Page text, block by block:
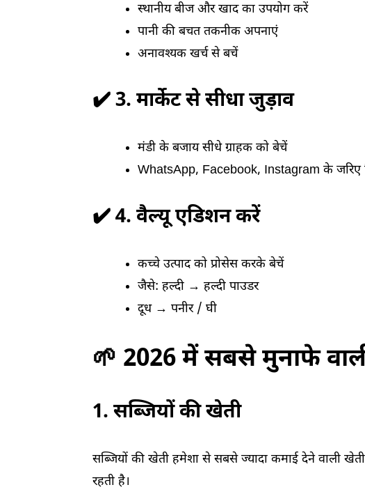
स्थानीय बीज और खाद का उपयोग करें
पानी की बचत तकनीक अपनाएं
अनावश्यक खर्च से बचें
✔️ 3. मार्केट से सीधा जुड़ाव
मंडी के बजाय सीधे ग्राहक को बेचें
WhatsApp, Facebook, Instagram के जरिए
✔️ 4. वैल्यू एडिशन करें
कच्चे उत्पाद को प्रोसेस करके बेचें
जैसे: हल्दी → हल्दी पाउडर
दूध → पनीर / घी
🌱 2026 में सबसे मुनाफे
1. सब्जियों की खेती
सब्जियों की खेती हमेशा से सबसे ज्यादा कमाई देने वाली
रहती है।